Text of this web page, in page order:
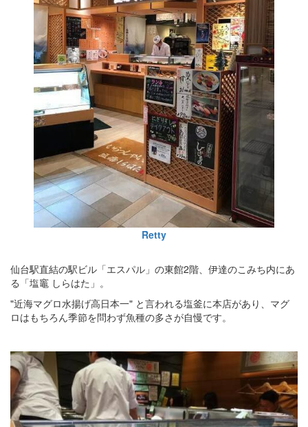
Retty
仙台駅直結の駅ビル「エスパル」の東館2階、伊達のこみち内にあ
る「塩竈 しらはた」。
"近海マグロ水揚げ高日本一" と言われる塩釜に本店があり、マグ
ロはもちろん季節を問わず魚種の多さが自慢です。